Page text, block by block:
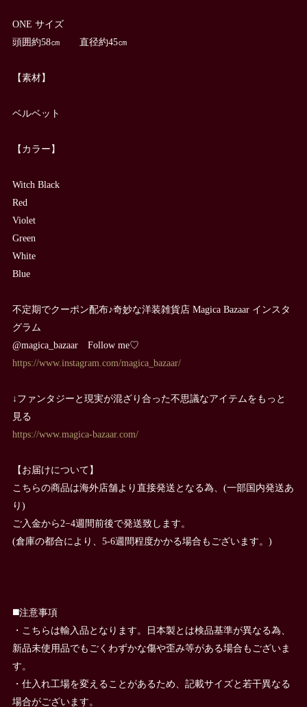
ONE サイズ
頭囲約58㎝ 直径約45㎝
【素材】
ベルベット
【カラー】
Witch Black
Red
Violet
Green
White
Blue
不定期でクーポン配布♪奇妙な洋装雑貨店 Magica Bazaar インスタ
グラム
@magica_bazaar Follow me♡
https://www.instagram.com/magica_bazaar/
↓ファンタジーと現実が混ざり合った不思議なアイテムをもっと
見る
https://www.magica-bazaar.com/
【お届けについて】
こちらの商品は海外店舗より直接発送となる為、(一部国内発送あ
り)
ご入金から2−4週間前後で発送致します。
(倉庫の都合により、5-6週間程度かかる場合もございます。)
◼️注意事項
・こちらは輸入品となります。日本製とは検品基準が異なる為、
新品未使用品でもごくわずかな傷や歪み等がある場合もございま
す。
・仕入れ工場を変えることがあるため、記載サイズと若干異なる
場合がございます。